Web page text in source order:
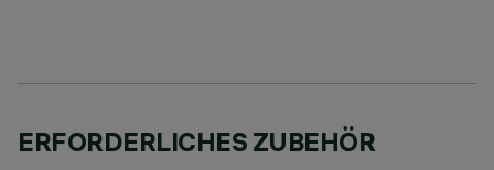
ERFORDERLICHES ZUBEHÖR